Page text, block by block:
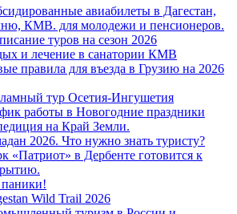
авиабилеты в Дагестан,
КМВ. для молодежи и пенсионеров.
туров на сезон 2026
и лечение в санатории КМВ
правила для въезда в Грузию на 2026
тур Осетия-Ингушетия
работы в Новогодние праздники
на Край Земли.
2026. Что нужно знать туристу?
«Патриот» в Дербенте готовится к
паники!
Wild Trail 2026